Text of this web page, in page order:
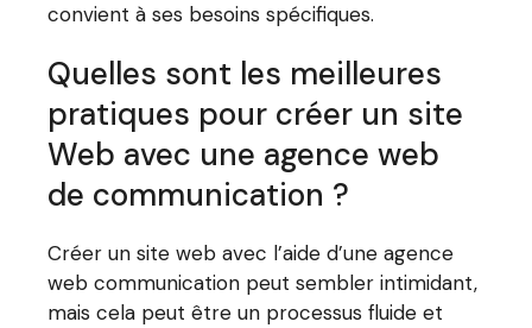
convient à ses besoins spécifiques.
Quelles sont les meilleures
pratiques pour créer un site
Web avec une agence web
de communication ?
Créer un site web avec l’aide d’une agence
web communication peut sembler intimidant,
mais cela peut être un processus fluide et